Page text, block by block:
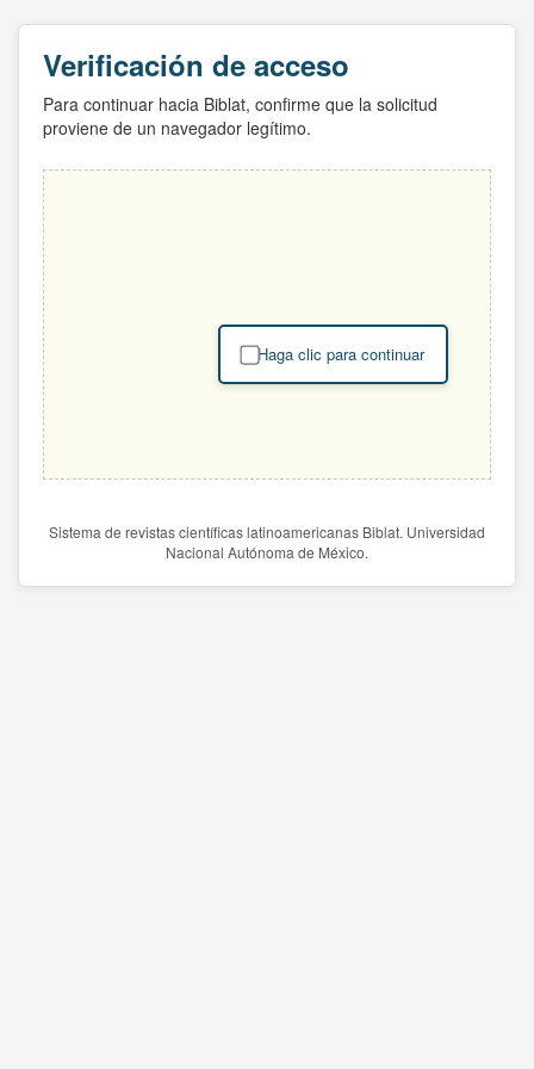
Verificación de acceso
Para continuar hacia Biblat, confirme que la solicitud
proviene de un navegador legítimo.
Haga clic para continuar
Sistema de revistas científicas latinoamericanas Biblat. Universidad
Nacional Autónoma de México.